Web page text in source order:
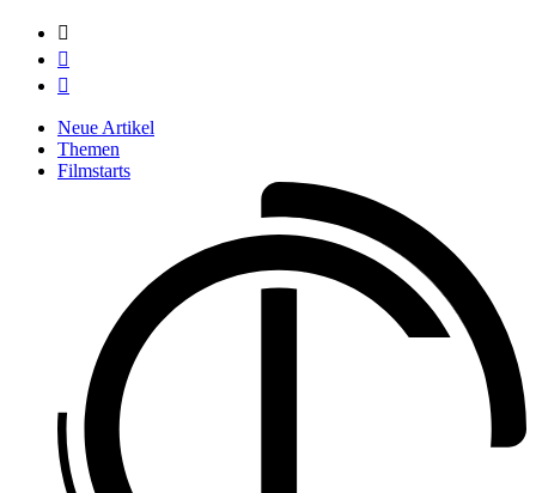



Neue Artikel
Themen
Filmstarts